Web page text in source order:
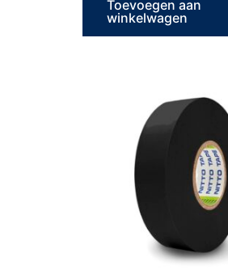
Toevoegen aan
winkelwagen